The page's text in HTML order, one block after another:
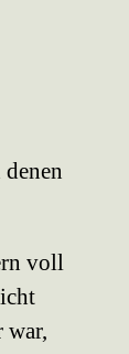
voll
war,